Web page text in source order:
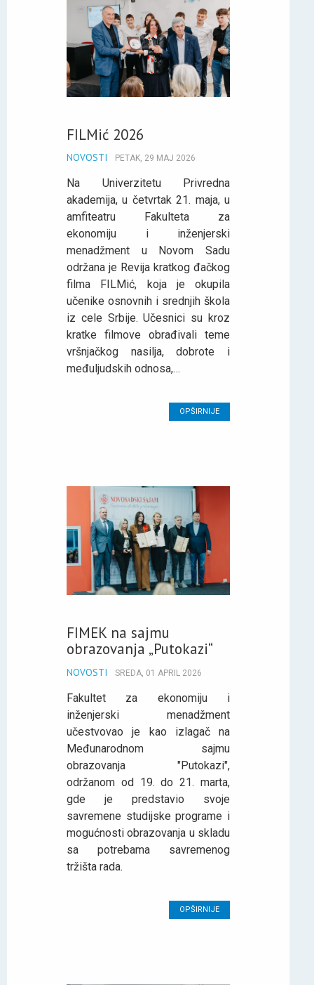
FILMić 2026
NOVOSTI PETAK, 29 MAJ 2026
Na Univerzitetu Privredna
akademija, u četvrtak 21. maja, u
amfiteatru Fakulteta za
ekonomiju i inženjerski
menadžment u Novom Sadu
održana je Revija kratkog đačkog
filma FILMić, koja je okupila
učenike osnovnih i srednjih škola
iz cele Srbije. Učesnici su kroz
kratke filmove obrađivali teme
vršnjačkog nasilja, dobrote i
međuljudskih odnosa,…
OPŠIRNIJE
FIMEK na sajmu
obrazovanja „Putokazi“
NOVOSTI SREDA, 01 APRIL 2026
Fakultet za ekonomiju i
inženjerski menadžment
učestvovao je kao izlagač na
Međunarodnom sajmu
obrazovanja "Putokazi",
održanom od 19. do 21. marta,
gde je predstavio svoje
savremene studijske programe i
mogućnosti obrazovanja u skladu
sa potrebama savremenog
tržišta rada.
OPŠIRNIJE